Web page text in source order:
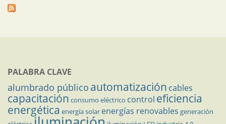
PALABRA CLAVE
alumbrado público automatización cables
capacitación consumo eléctrico control eficiencia
energética energía solar energías renovables generación